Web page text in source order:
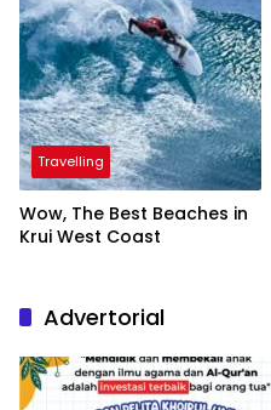
Travelling
Wow, The Best Beaches in
Krui West Coast
Advertorial